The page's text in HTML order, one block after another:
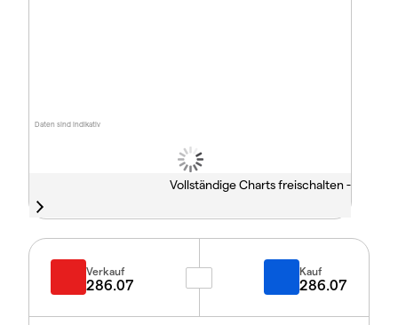
Daten sind indikativ
Vollständige Charts freischalten -
Verkauf
286.07
Kauf
286.07